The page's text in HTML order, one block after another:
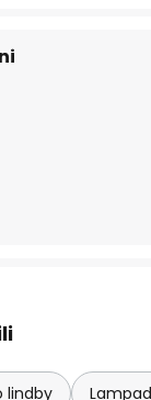
lindby